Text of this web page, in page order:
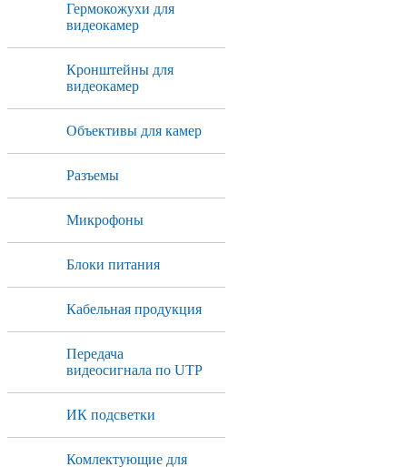
Гермокожухи для
видеокамер
Кронштейны для
видеокамер
Объективы для камер
Разъемы
Микрофоны
Блоки питания
Кабельная продукция
Передача
видеосигнала по UTP
ИК подсветки
Комлектующие для